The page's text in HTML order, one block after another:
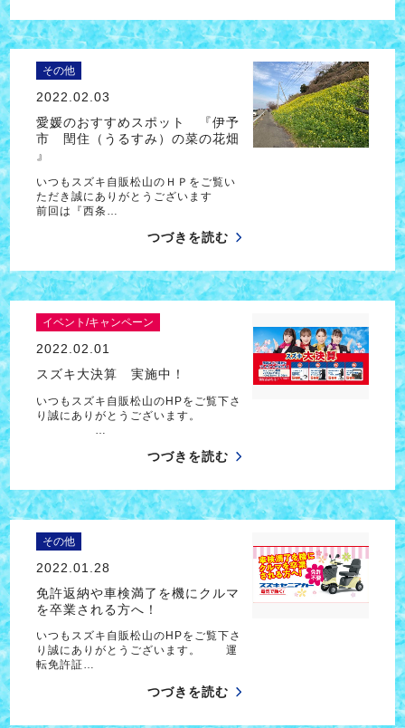
その他
2022.02.03
愛媛のおすすめスポット 『伊予
市 閏住（うるすみ）の菜の花畑
』
いつもスズキ自販松山のＨＰをご覧い
ただき誠にありがとうございます
前回は『西条…
つづきを読む
イベント/キャンペーン
2022.02.01
スズキ大決算 実施中！
いつもスズキ自販松山のHPをご覧下さ
り誠にありがとうございます。
つづきを読む
その他
2022.01.28
免許返納や車検満了を機にクルマ
を卒業される方へ！
いつもスズキ自販松山のHPをご覧下さ
り誠にありがとうございます。 運
転免許証…
つづきを読む